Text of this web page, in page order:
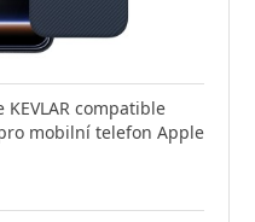
KEVLAR compatible
mobilní telefon Apple